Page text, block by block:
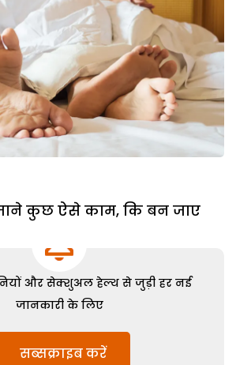
कुछ ऐसे काम, कि बन जाए
और सेक्शुअल हेल्थ से जुड़ी हर नई
जानकारी के लिए
सब्सक्राइब करें